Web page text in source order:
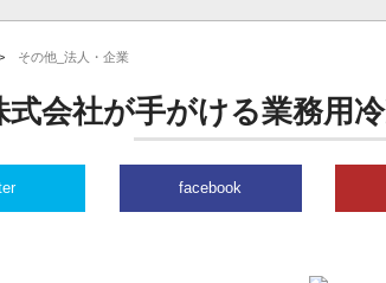
その他_法人・企業
式会社が手がける業務用
facebook